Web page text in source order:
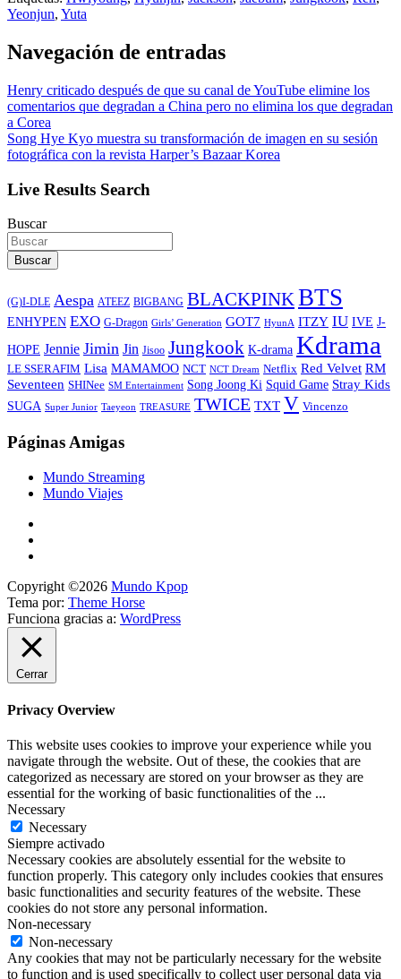
Yeonjun, Yuta
Navegación de entradas
Henry criticado después de que su canal de YouTube elimine los
comentarios que degradan a China pero no elimina los que degradan
a Corea
Song Hye Kyo muestra su transformación de imagen en su sesión
fotográfica con la revista Harper’s Bazaar Korea
Live Results Search
Buscar
Buscar
(G)I-DLE Aespa ATEEZ BIGBANG BLACKPINKBTS
ENHYPEN EXO G-Dragon Girls’ Generation GOT7 HyunA ITZY IU IVE J-
HOPE Jennie Jimin Jin Jisoo Jungkook K-drama Kdrama
LE SSERAFIM Lisa MAMAMOO NCT NCT Dream Netflix Red Velvet RM
Seventeen SHINee SM Entertainment Song Joong Ki Squid Game Stray Kids
SUGA Super Junior Taeyeon TREASURE TWICE TXT V Vincenzo
Páginas Amigas
Mundo Streaming
Mundo Viajes
Copyright ©2026 Mundo Kpop
Tema por: Theme Horse
Funciona gracias a: WordPress
Cerrar
Privacy Overview
This website uses cookies to improve your experience while you
navigate through the website. Out of these, the cookies that are
categorized as necessary are stored on your browser as they are
essential for the working of basic functionalities of the ...
Necessary
Necessary
Siempre activado
Necessary cookies are absolutely essential for the website to
function properly. This category only includes cookies that ensures
basic functionalities and security features of the website. These
cookies do not store any personal information.
Non-necessary
Non-necessary
Any cookies that may not be particularly necessary for the website
to function and is used specifically to collect user personal data via